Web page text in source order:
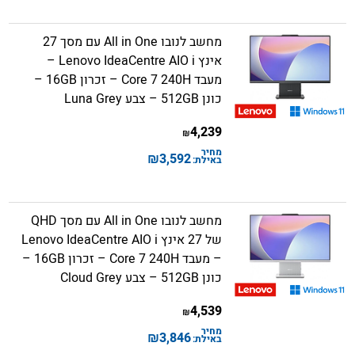
מחשב לנובו All in One עם מסך 27
אינץ Lenovo IdeaCentre AIO i –
מעבד Core 7 240H – זכרון 16GB –
כונן 512GB – צבע Luna Grey
4,239
₪
מחיר
באילת:3,592
₪
מחשב לנובו All in One עם מסך QHD
של 27 אינץ Lenovo IdeaCentre AIO i
– מעבד Core 7 240H – זכרון 16GB –
כונן 512GB – צבע Cloud Grey
4,539
₪
מחיר
באילת:3,846
₪